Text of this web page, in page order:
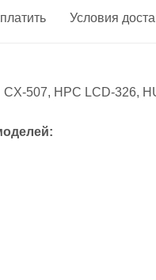
Условия
507, HPC LCD-326,